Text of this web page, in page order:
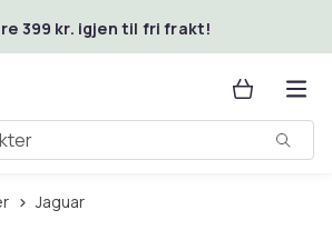
399 kr. igjen til fri frakt!
Jaguar